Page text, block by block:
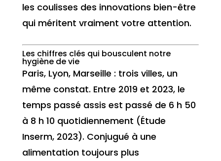
les coulisses des innovations bien-être
qui méritent vraiment votre attention.
Les chiffres clés qui bousculent notre
hygiène de vie
Paris, Lyon, Marseille : trois villes, un
même constat. Entre 2019 et 2023, le
temps passé assis est passé de 6 h 50
à 8 h 10 quotidiennement (Étude
Inserm, 2023). Conjugué à une
alimentation toujours plus